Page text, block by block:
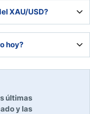
en los
XAU/USD?
sigue siendo alcista.
hoy?
alcista pueden
mejor relación
últimas
y las